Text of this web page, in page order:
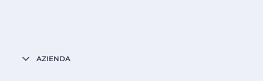
AZIENDA